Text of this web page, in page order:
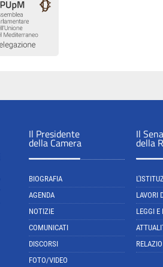
Il Presidente
della Camera
BIOGRAFIA
AGENDA
NOTIZIE
COMUNICATI
DISCORSI
FOTO/VIDEO
Il
della
LAVORI
LEGGI E